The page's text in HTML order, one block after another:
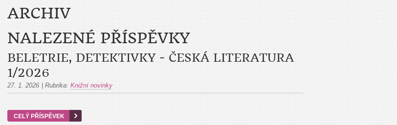
ARCHIV
NALEZENÉ PŘÍSPĚVKY
BELETRIE, DETEKTIVKY - ČESKÁ LITERATURA
1/2026
27. 1. 2026 Rubrika: Knižní novinky
CELÝ PŘÍSPĚVEK